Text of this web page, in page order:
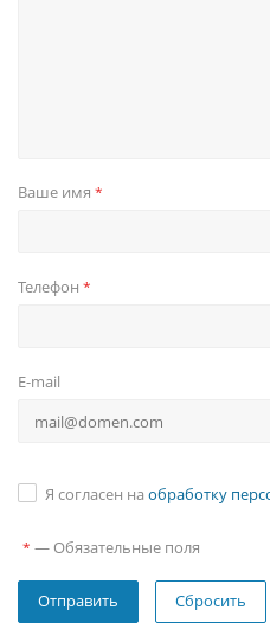
Ваше имя *
Телефон *
E-mail
Я согласен на обработку
* — Обязательные поля
Сбросить